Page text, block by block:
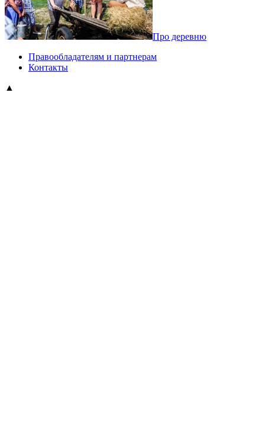
Про деревню
Правообладателям и партнерам
Контакты
▲